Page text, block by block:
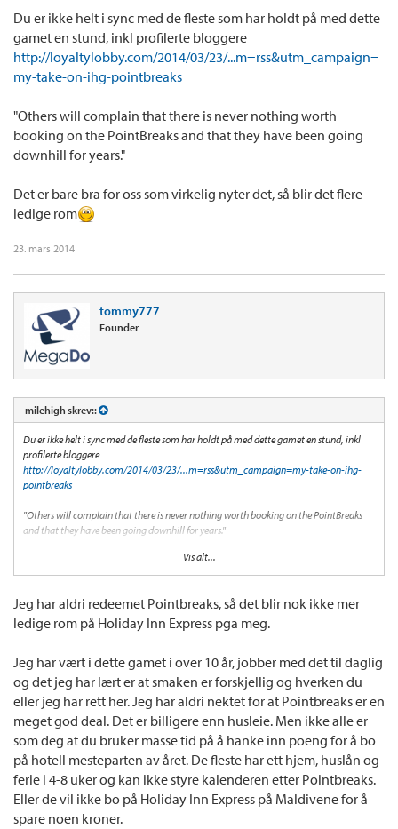
Du er ikke helt i sync med de fleste som har holdt på med dette
gamet en stund, inkl profilerte bloggere
http://loyaltylobby.com/2014/03/23/...m=rss&utm_campaign=
my-take-on-ihg-pointbreaks
"Others will complain that there is never nothing worth
booking on the PointBreaks and that they have been going
downhill for years."
Det er bare bra for oss som virkelig nyter det, så blir det flere
ledige rom
23. mars 2014
tommy777
Founder
milehigh skrev::
Du er ikke helt i sync med de fleste som har holdt på med dette gamet en stund, inkl
profilerte bloggere
http://loyaltylobby.com/2014/03/23/...m=rss&utm_campaign=my-take-on-ihg-
pointbreaks
"Others will complain that there is never nothing worth booking on the PointBreaks
and that they have been going downhill for years."
Det er bare bra for oss som virkelig nyter det, så blir det flere ledige rom
Vis alt...
Jeg har aldri redeemet Pointbreaks, så det blir nok ikke mer
ledige rom på Holiday Inn Express pga meg.
Jeg har vært i dette gamet i over 10 år, jobber med det til daglig
og det jeg har lært er at smaken er forskjellig og hverken du
eller jeg har rett her. Jeg har aldri nektet for at Pointbreaks er en
meget god deal. Det er billigere enn husleie. Men ikke alle er
som deg at du bruker masse tid på å hanke inn poeng for å bo
på hotell mesteparten av året. De fleste har ett hjem, huslån og
ferie i 4-8 uker og kan ikke styre kalenderen etter Pointbreaks.
Eller de vil ikke bo på Holiday Inn Express på Maldivene for å
spare noen kroner.